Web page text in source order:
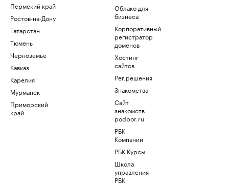
Пермский край
Ростов-на-Дону
Татарстан
Тюмень
Черноземье
Кавказ
Карелия
Мурманск
Приморский
край
Облако для
бизнеса
Корпоративный
регистратор
доменов
Хостинг
сайтов
Рег.решения
Знакомства
Сайт
знакомств
podbor.ru
РБК
Компании
РБК Курсы
Школа
управления
РБК